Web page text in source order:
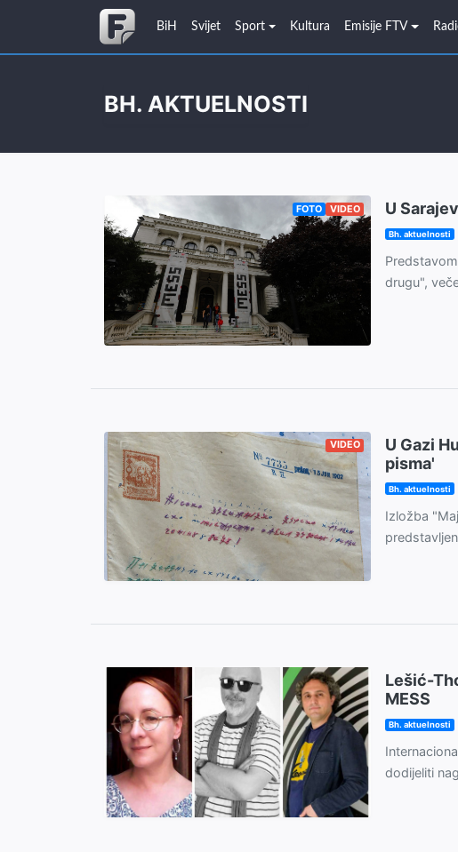
BiH Svijet Sport Kultura Emisije FTV
BH. AKTUELNOSTI
FOTO VIDEO U
Bh. aktuelnosti
drugu",
VIDEO
U Gazi
pisma'
Bh. aktuelnosti
Izložba
Lešić-
MESS
Bh. aktuelnosti
dodijeliti